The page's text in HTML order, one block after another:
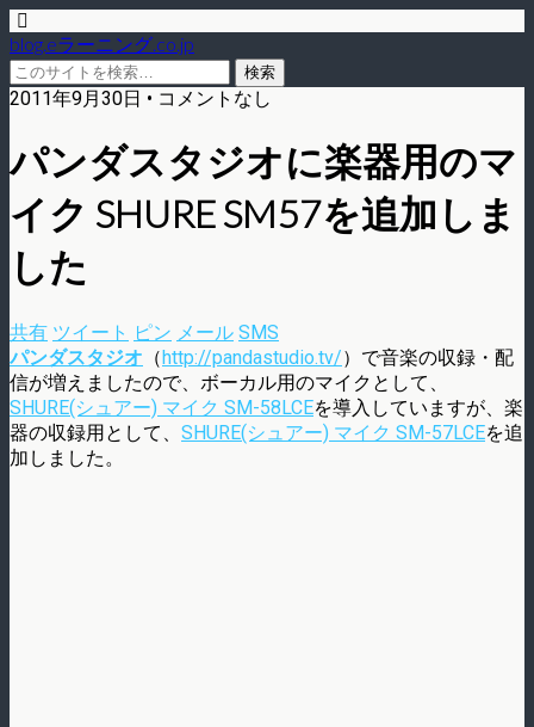
blog.eラーニング.co.jp
2011年9月30日 • コメントなし
パンダスタジオに楽器用のマ
イク SHURE SM57を追加しま
した
共有 ツイート ピン メール SMS
パンダスタジオ （http://pandastudio.tv/）で音楽の収録・配
信が増えましたので、ボーカル用のマイクとして、
SHURE(シュアー) マイク SM-58LCEを導入していますが、楽
器の収録用として、 SHURE(シュアー) マイク SM-57LCEを追
加しました。